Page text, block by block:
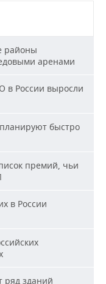
районы
аренами
в России выросли
быстро
премий, чьи
в России
ряд зданий